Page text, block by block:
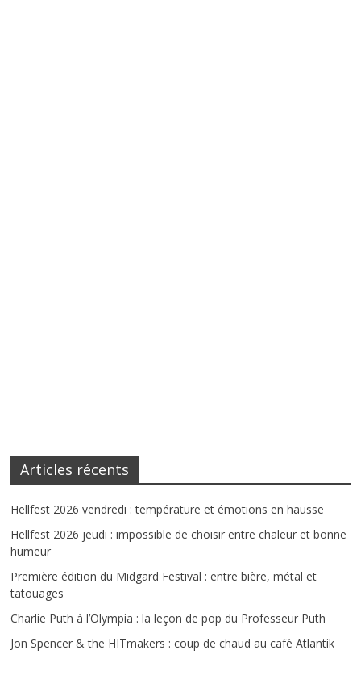
Articles récents
Hellfest 2026 vendredi : température et émotions en hausse
Hellfest 2026 jeudi : impossible de choisir entre chaleur et bonne
humeur
Première édition du Midgard Festival : entre bière, métal et
tatouages
Charlie Puth à l’Olympia : la leçon de pop du Professeur Puth
Jon Spencer & the HITmakers : coup de chaud au café Atlantik